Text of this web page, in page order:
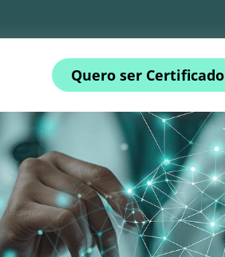
Quero ser Certificado